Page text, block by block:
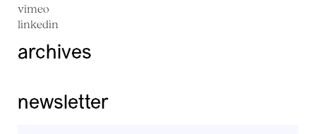
vimeo
linkedin
archives
newsletter